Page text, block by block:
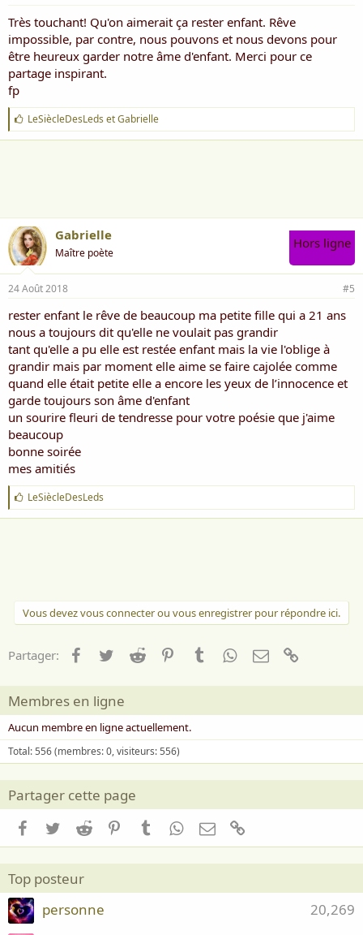
Très touchant! Qu'on aimerait ça rester enfant. Rêve
impossible, par contre, nous pouvons et nous devons pour
être heureux garder notre âme d'enfant. Merci pour ce
partage inspirant.
fp
J
'
a
LeSiècleDesLeds etGabrielle
Gabrielle
Maître poète
Hors ligne
24 Août 2018 #5
rester enfant le rêve de beaucoup ma petite fille qui a 21 ans
nous a toujours dit qu'elle ne voulait pas grandir
tant qu'elle a pu elle est restée enfant mais la vie l'oblige à
grandir mais par moment elle aime se faire cajolée comme
quand elle était petite elle a encore les yeux de l’innocence et
garde toujours son âme d'enfant
un sourire fleuri de tendresse pour votre poésie que j'aime
beaucoup
bonne soirée
mes amitiés
J
'
a
LeSiècleDesLeds
Vous devez vous connecter ou vous enregistrer pour répondre ici.
Partager: Facebook
TwitterReddit PinterestTumblrWhatsApp
Email
Membres en ligne
Aucun membre en ligne actuellement.
Total: 556 (membres: 0, visiteurs: 556)
Partager cette page
Facebook
TwitterReddit PinterestTumblrWhatsApp
Email
Top posteur
20,269
personne